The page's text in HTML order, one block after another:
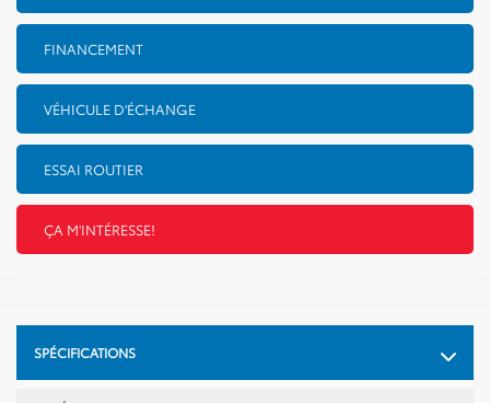
SPÉCIFICATIONS
FINANCEMENT
VÉHICULE D'ÉCHANGE
ESSAI ROUTIER
ÇA M'INTÉRESSE!